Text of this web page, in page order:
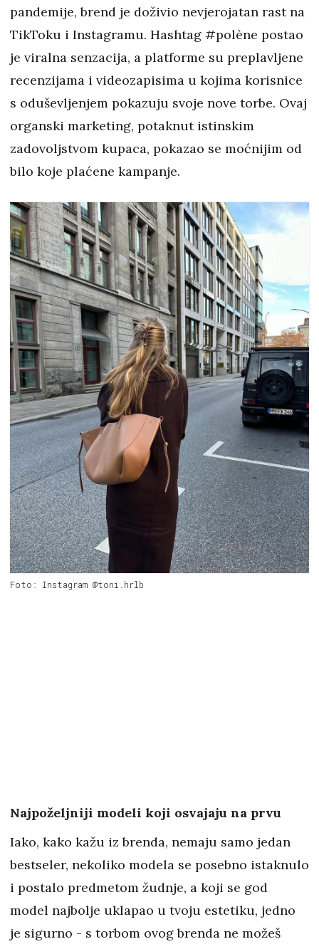
pandemije, brend je doživio nevjerojatan rast na
TikToku i Instagramu. Hashtag #polène postao
je viralna senzacija, a platforme su preplavljene
recenzijama i videozapisima u kojima korisnice
s oduševljenjem pokazuju svoje nove torbe. Ovaj
organski marketing, potaknut istinskim
zadovoljstvom kupaca, pokazao se moćnijim od
bilo koje plaćene kampanje.
Foto: Instagram @toni.hrlb
Najpoželjniji modeli koji osvajaju na prvu
Iako, kako kažu iz brenda, nemaju samo jedan
bestseler, nekoliko modela se posebno istaknulo
i postalo predmetom žudnje, a koji se god
model najbolje uklapao u tvoju estetiku, jedno
je sigurno - s torbom ovog brenda ne možeš